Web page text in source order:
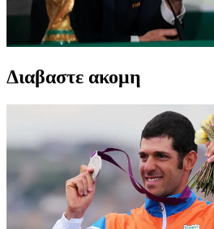
Διαβαστε ακομη